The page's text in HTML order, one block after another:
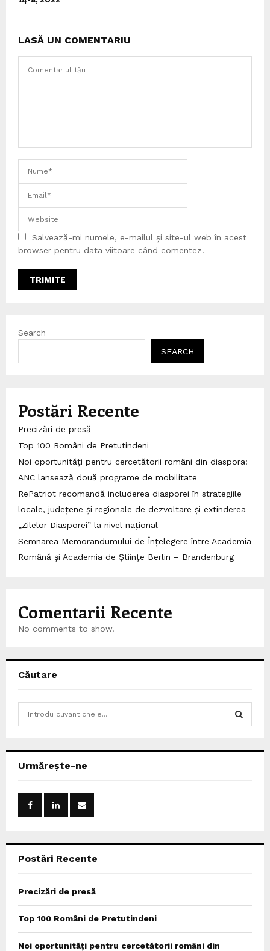
LASĂ UN COMENTARIU
Salvează-mi numele, e-mailul și site-ul web în acest
browser pentru data viitoare când comentez.
Search
SEARCH
Postări Recente
Precizări de presă
Top 100 Români de Pretutindeni
Noi oportunități pentru cercetătorii români din diaspora:
ANC lansează două programe de mobilitate
RePatriot recomandă includerea diasporei în strategiile
locale, județene și regionale de dezvoltare și extinderea
„Zilelor Diasporei” la nivel național
Semnarea Memorandumului de Înțelegere între Academia
Română și Academia de Științe Berlin – Brandenburg
Comentarii Recente
No comments to show.
Căutare
h
Urmărește-ne
Postări Recente
Precizări de presă
Top 100 Români de Pretutindeni
Noi oportunități pentru cercetătorii români din